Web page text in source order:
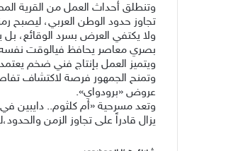
وتنطلق أحداث العمل من القرية
تجاوز حدود الوطن العربي، ليصبح
ولا يكتفي العرض بسرد الوقائع، بل
بصري معاصر يحافظ فيالوقت نفسه
ويتميز العمل بإنتاج فني ضخم
وتمنح الجمهور فرصة لاكتشاف
عروض «برودواي».
وتعد مسرحية «أم كلثوم.. دايبين
يزال قادراً على تجاوز الزمن